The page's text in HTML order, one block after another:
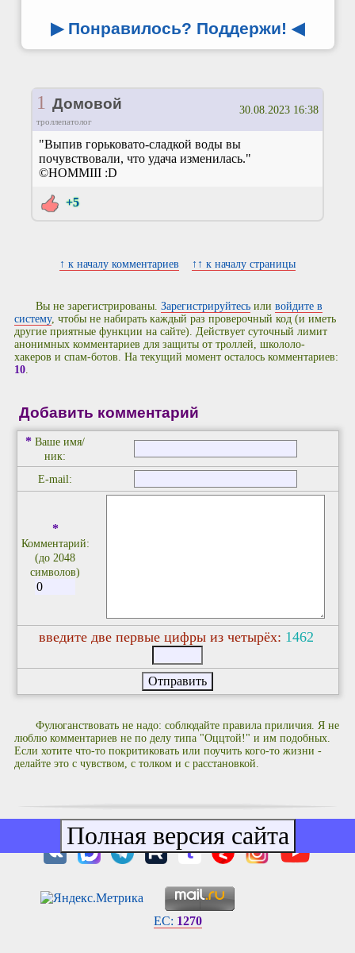
▶ Понравилось? Поддержи! ◀
1 Домовой
троллепатолог
30.08.2023 16:38
"Выпив горьковато-сладкой воды вы
почувствовали, что удача изменилась."
©️HOMMIII :D
+5
↑ к началу комментариев ↑↑ к началу страницы
Вы не зарегистрированы.Зарегистрируйтесь иливойдите в
систему, чтобы не набирать каждый раз проверочный код (и иметь
другие приятные функции на сайте). Действует суточный лимит
анонимных комментариев для защиты от троллей, школоло-
хакеров и спам-ботов. На текущий момент осталось комментариев:
10.
Добавить комментарий
* Ваше имя/
ник:
E-mail:
*
Комментарий:
(до 2048
символов)
введите две первые цифры из четырёх: 1462
Фулюганствовать не надо: соблюдайте правила приличия. Я не
люблю комментариев не по делу типа "Оццтой!" и им подобных.
Если хотите что-то покритиковать или поучить кого-то жизни -
делайте это с чувством, с толком и с расстановкой.
EC: 1270